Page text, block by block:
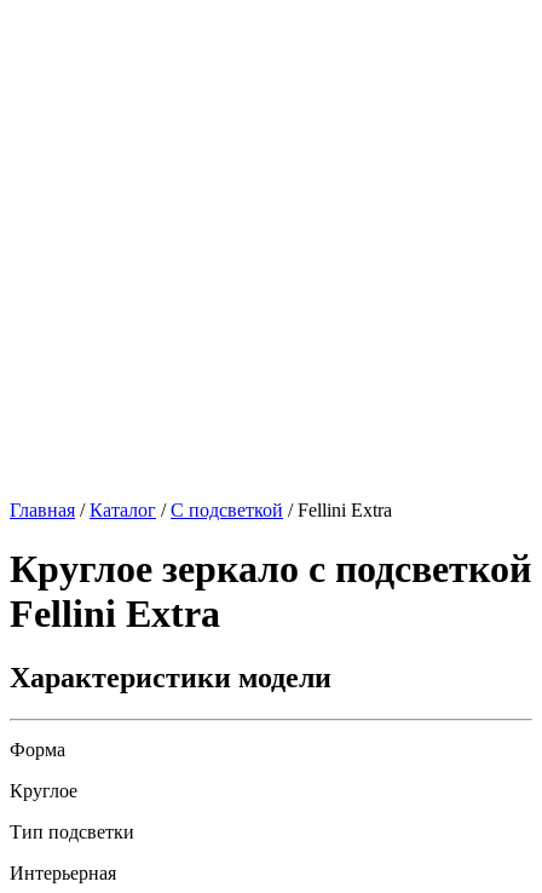
Главная /Каталог /С подсветкой /Fellini Extra
Круглое зеркало с подсветкой
Fellini Extra
Характеристики модели
Форма
Круглое
Тип подсветки
Интерьерная